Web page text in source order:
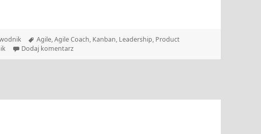
Tagi
Agile,Agile Coach, Kanban, Leadership, Product
Dodaj komentarzdo Zwinny Przewodnik – 9-15.07.2024